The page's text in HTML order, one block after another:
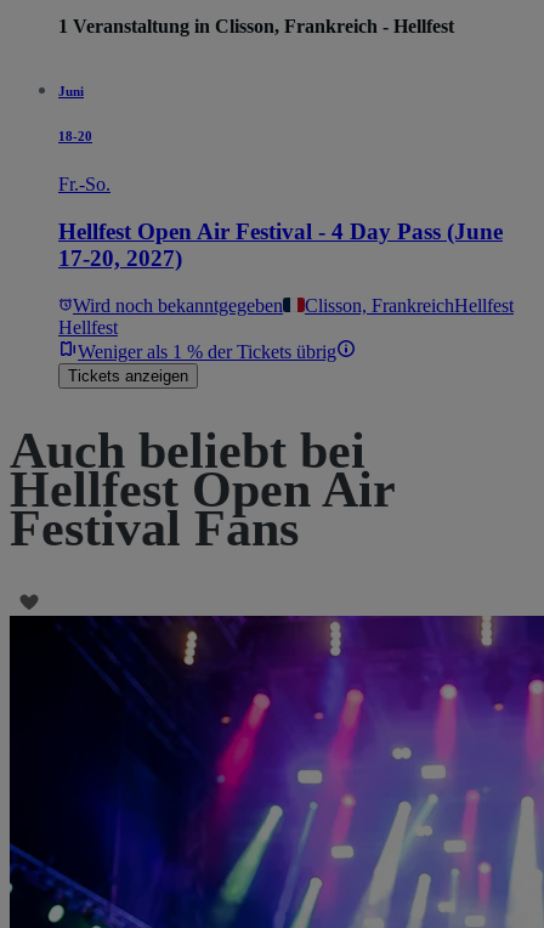
1 Veranstaltung in Clisson, Frankreich - Hellfest
Juni
18-20
Fr.-So.
Hellfest Open Air Festival - 4 Day Pass (June
17-20, 2027)
Wird noch bekanntgegeben Clisson, FrankreichHellfest
Hellfest
Weniger als 1 % der Tickets übrig
Tickets anzeigen
Auch beliebt bei
Hellfest Open Air
Festival Fans